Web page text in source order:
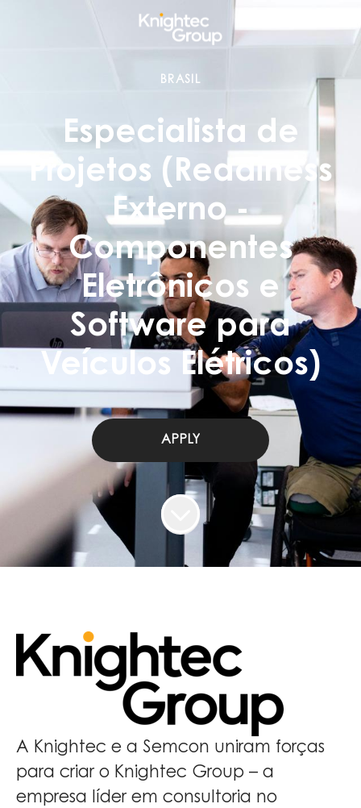
BRASIL
Especialista de
Projetos (Readiness
Externo -
Componentes
Eletrônicos e
Software para
Veículos Elétricos)
APPLY
A Knightec e a Semcon uniram forças
para criar o Knightec Group – a
empresa líder em consultoria no